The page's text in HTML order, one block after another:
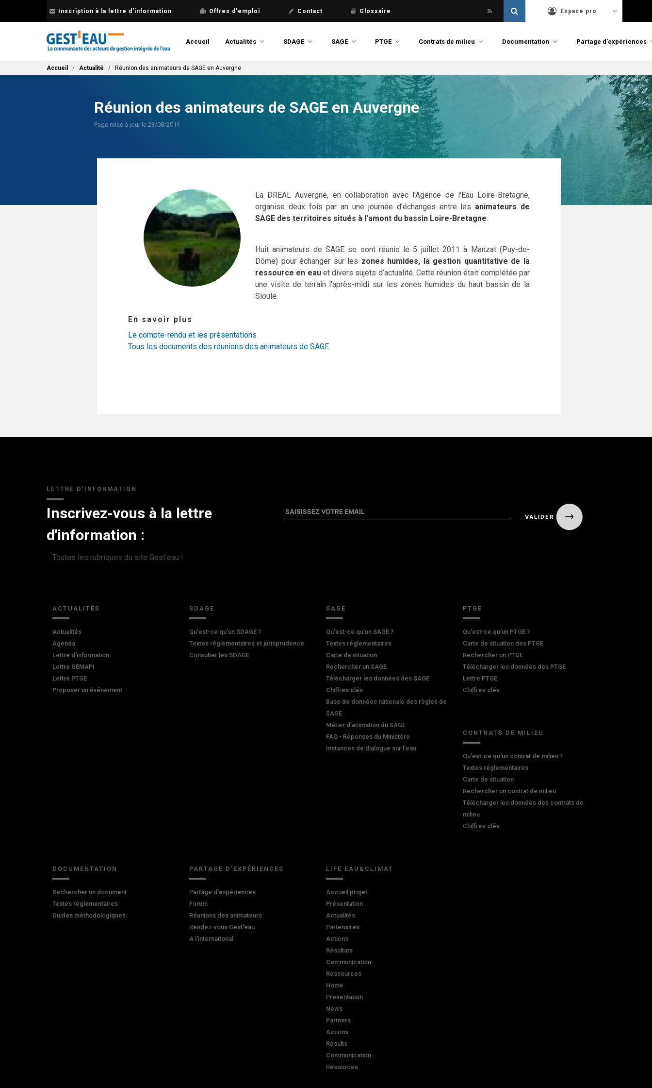
Inscription à la lettre d'information Offres d'emploi Contact Glossaire Espace pro
Accueil Actualités SDAGE SAGE PTGE Contrats de milieu Documentation Partage d'expériences
Fil d'Ariane
Accueil Actualité Réunion des animateurs de SAGE en Auvergne
Réunion des animateurs de SAGE en Auvergne
Page mise à jour le 23/08/2011
La DREAL Auvergne, en collaboration avec l'Agence de l'Eau Loire-Bretagne,
organise deux fois par an une journée d'échanges entre les animateurs de
SAGE des territoires situés à l'amont du bassin Loire-Bretagne.
Huit animateurs de SAGE se sont réunis le 5 juillet 2011 à Manzat (Puy-de-
Dôme) pour échanger sur les zones humides, la gestion quantitative de la
ressource en eauet divers sujets d’actualité. Cette réunion était complétée par
une visite de terrain l’après-midi sur les zones humides du haut bassin de la
Sioule.
En savoir plus
Le compte-rendu et les présentations
Tous les documents des réunions des animateurs de SAGE
LETTRE D'INFORMATION
Inscrivez-vous à la lettre
d'information :
Toutes les rubriques du site Gest'eau !
ACTUALITÉS
Actualités
Agenda
Lettre d'information
Lettre GEMAPI
Lettre PTGE
Proposer un événement
SDAGE
Qu'est-ce qu'un SDAGE ?
Textes réglementaires et jurisprudence
Consulter les SDAGE
SAGE
Qu'est-ce qu'un SAGE ?
Textes réglementaires
Carte de situation
Rechercher un SAGE
Télécharger les données des SAGE
Chiffres clés
Base de données nationale des règles de
SAGE
Métier d'animation du SAGE
FAQ - Réponses du Ministère
Instances de dialogue sur l'eau
PTGE
Qu’est-ce qu’un PTGE ?
Carte de situation des PTGE
Rechercher un PTGE
Télécharger les données des PTGE
Lettre PTGE
Chiffres clés
CONTRATS DE MILIEU
Qu'est-ce qu'un contrat de milieu ?
Textes réglementaires
Carte de situation
Rechercher un contrat de milieu
Télécharger les données des contrats de
milieu
Chiffres clés
DOCUMENTATION
Rechercher un document
Textes réglementaires
Guides méthodologiques
PARTAGE D'EXPÉRIENCES
Partage d'expériences
Forum
Réunions des animateurs
Rendez-vous Gest'eau
A l'international
LIFE EAU&CLIMAT
Accueil projet
Présentation
Actualités
Partenaires
Actions
Résultats
Communication
Ressources
Home
Presentation
News
Partners
Actions
Results
Communication
Resources